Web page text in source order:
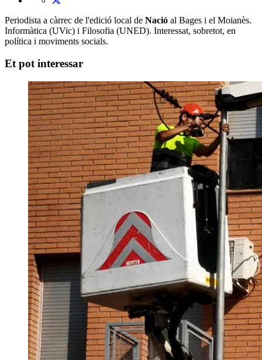
Periodista a càrrec de l'edició local de Nació al Bages i el Moianès.
Informàtica (UVic) i Filosofia (UNED). Interessat, sobretot, en
política i moviments socials.
Et pot interessar